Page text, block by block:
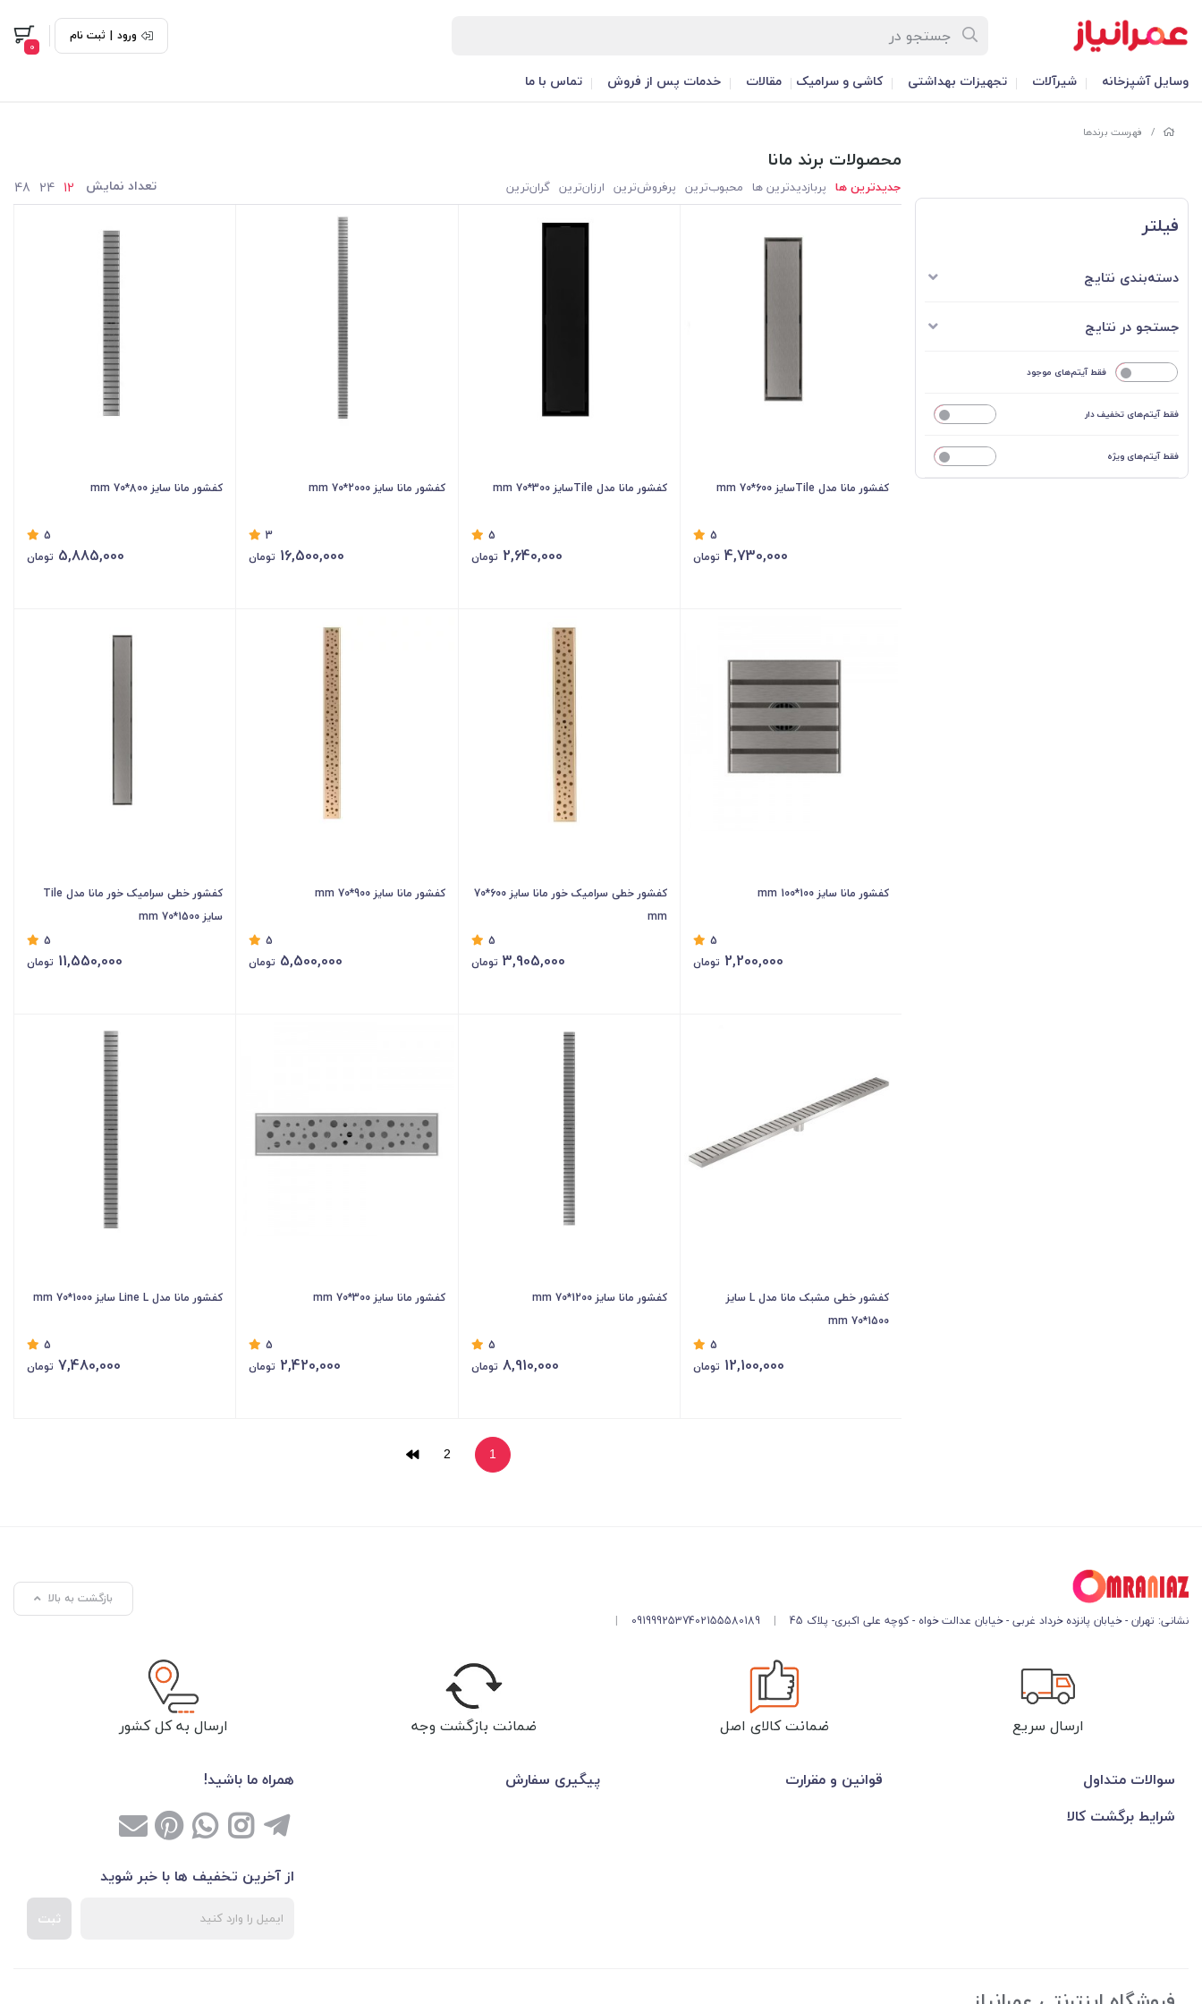
ورود | ثبت نام
0
وسایل آشپزخانه شیرآلات تجهیزات بهداشتی کاشی و سرامیک مقالات خدمات پس از فروش تماس با ما
/ فهرست برندها
فیلتر
دسته‌بندی نتایج
جستجو در نتایج
فقط آیتم‌های موجود
فقط آیتم‌های تخفیف دار
فقط آیتم‌های ویژه
محصولات برند مانا
جدیدترین ها پربازدیدترین ها محبوب‌‌ترین پرفروش‌ترین ارزان‌ترین گران‌ترین تعداد نمایش 12
24
48
کفشور مانا مدل Tileسایز 600*70 mm
5
4,730,000 تومان
کفشور مانا مدل Tileسایز 300*70 mm
5
2,640,000 تومان
کفشور مانا سایز 2000*70 mm
3
16,500,000 تومان
کفشور مانا سایز 800*70 mm
5
5,885,000 تومان
کفشور مانا سایز 100*100 mm
5
2,200,000 تومان
کفشور خطی سرامیک خور مانا سایز 600*70
mm
5
3,905,000 تومان
کفشور مانا سایز 900*70 mm
5
5,500,000 تومان
کفشور خطی سرامیک خور مانا مدل Tile
سایز 1500*70 mm
5
11,550,000 تومان
کفشور خطی مشبک مانا مدل L سایز
1500*70 mm
5
12,100,000 تومان
کفشور مانا سایز 1200*70 mm
5
8,910,000 تومان
کفشور مانا سایز 300*70 mm
5
2,420,000 تومان
کفشور مانا مدل Line L سایز 1000*70 mm
5
7,480,000 تومان
1
2
نشانی: تهران - خیابان پانزده خرداد غربی - خیابان عدالت خواه - کوچه علی اکبری- پلاک 45 |
02155580189
09199925374
|
بازگشت به بالا
ارسال سریع ضمانت کالای اصل ضمانت بازگشت وجه ارسال به کل کشور
سوالات متداول قوانین و مقرارت
پیگیری سفارش
شرایط برگشت کالا
همراه ما باشید!
از آخرین تخفیف ها با خبر شوید
ثبت